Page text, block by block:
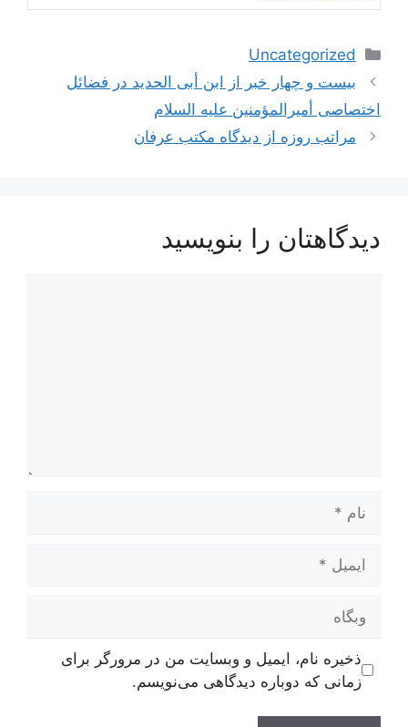
دسته‌ها
Uncategorized
ناوبری
نوشته‌ها
بیست و چهار خبر از ابن أبی الحدید در فضائل
اختصاصی أمیرالمؤمنین علیه السلام
مراتب روزه از دیدگاه مکتب عرفان
دیدگاهتان را بنویسید
وبگاه
ذخیره نام، ایمیل و وبسایت من در مرورگر برای
زمانی که دوباره دیدگاهی می‌نویسم.